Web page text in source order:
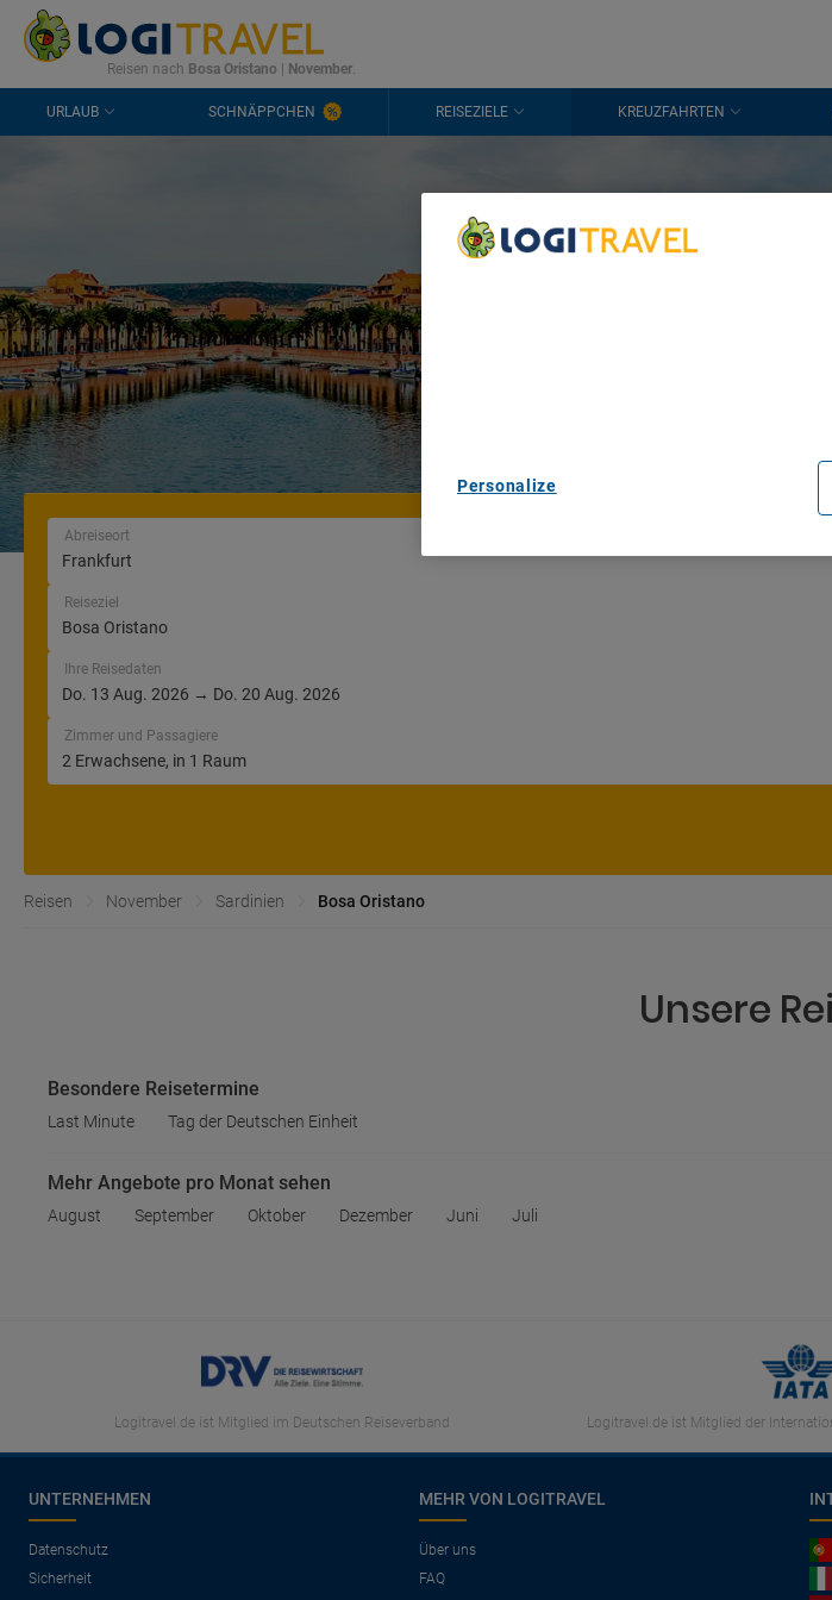
KONTAKT HÄUFIGE FRAGEN 0298 1909 3897
Reisen nach Bosa Oristano November.
URLAUB SCHNÄPPCHEN REISEZIELE KREUZFAHRTEN
VON 01. BIS 30.
Urlaub im
Abreiseort
Reiseziel
Ihre Reisedaten
Zimmer und Passagiere
Reisen November Sardinien Bosa Oristano
Unsere
Besondere Reisetermine
Last Minute Tag der Deutschen Einheit
Mehr Angebote pro Monat sehen
August September Oktober Dezember Juni Juli
Logitravel.de ist Mitglied im Deutschen Reiseverband Logitravel.de ist Mitglied der
UNTERNEHMEN
Datenschutz
Sicherheit
MEHR VON LOGITRAVEL
Über uns
FAQ
Personalize